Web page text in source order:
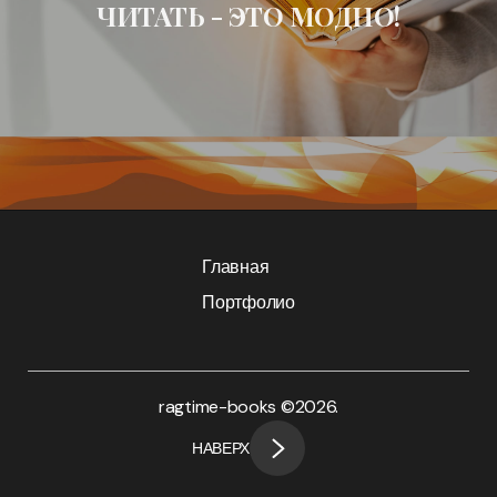
ЧИТАТЬ - ЭТО МОДНО!
Главная
Портфолио
ragtime-books ©2026.
НАВЕРХ